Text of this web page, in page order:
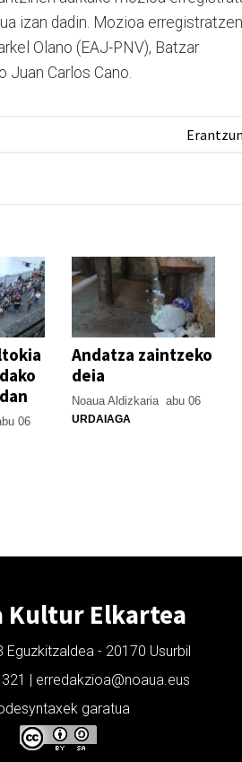
izan dadin. Mozioa erregistratzen
Olano (EAJ-PNV), Batzar
Juan Carlos Cano.
Erantzun
06
Andatza zaintzeko
deia
Noaua Aldizkaria abu 06
URDAIAGA
Kultur Elkartea
Eguzkitzaldea - 20170 Usurbil
| erredakzioa@noaua.eus
garatua